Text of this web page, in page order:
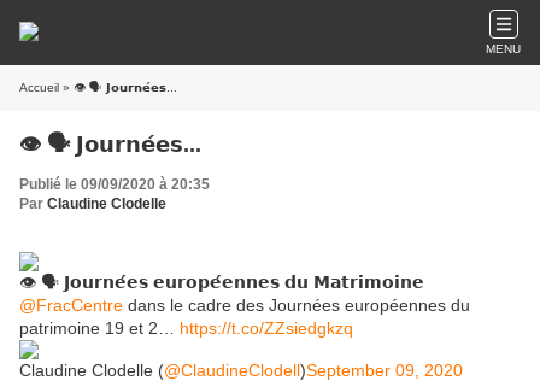
MENU
Accueil » 👁 🗣 𝗝𝗼𝘂𝗿𝗻𝗲́𝗲𝘀...
👁 🗣 𝗝𝗼𝘂𝗿𝗻𝗲́𝗲𝘀...
Publié le 09/09/2020 à 20:35
Par Claudine Clodelle
👁 🗣 𝗝𝗼𝘂𝗿𝗻𝗲́𝗲𝘀 𝗲𝘂𝗿𝗼𝗽𝗲́𝗲𝗻𝗻𝗲𝘀 𝗱𝘂 𝗠𝗮𝘁𝗿𝗶𝗺𝗼𝗶𝗻𝗲
@FracCentre dans le cadre des Journées européennes du
patrimoine 19 et 2… https://t.co/ZZsiedgkzq
Claudine Clodelle (@ClaudineClodell)September 09, 2020